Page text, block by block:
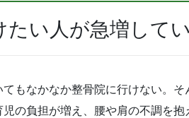
い人が急増して
もなかなか整骨院に行けない。
の負担が増え、腰や肩の不調を抱